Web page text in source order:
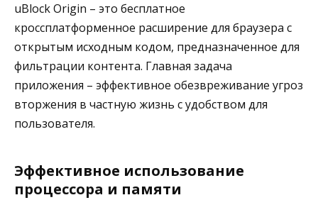
uBlock Origin – это бесплатное
кроссплатформенное расширение для браузера с
открытым исходным кодом, предназначенное для
фильтрации контента. Главная задача
приложения – эффективное обезвреживание угроз
вторжения в частную жизнь с удобством для
пользователя.
Эффективное использование
процессора и памяти